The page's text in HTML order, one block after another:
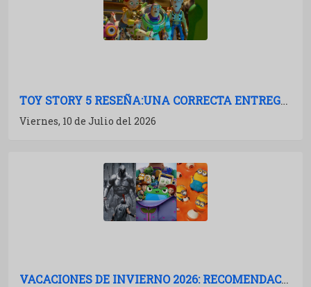
TOY STORY 5 RESEÑA:UNA CORRECTA ENTREGA DE MÚLTIPLES BOSTEZOS
Viernes, 10 de Julio del 2026
VACACIONES DE INVIERNO 2026: RECOMENDACIONES DE PELÍCULAS PARA IR AL CINE